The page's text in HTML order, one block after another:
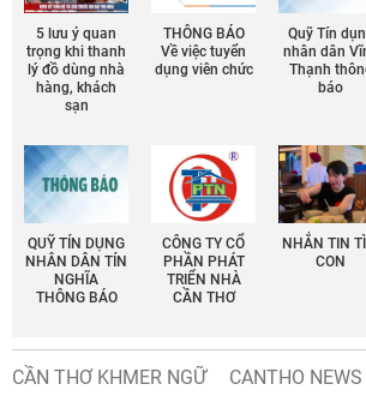
5 lưu ý quan
trọng khi thanh
lý đồ dùng nhà
hàng, khách
sạn
THÔNG BÁO
Về việc tuyển
dụng viên chức
Quỹ Tín
nhân dân
Thạnh
báo
QUỸ TÍN DỤNG
NHÂN DÂN TÍN
NGHĨA
THÔNG BÁO
CÔNG TY CỔ
PHẦN PHÁT
TRIỂN NHÀ
CẦN THƠ
NHẮN TIN
CON
CẦN THƠ KHMER NGỮ CANTHO NEWS